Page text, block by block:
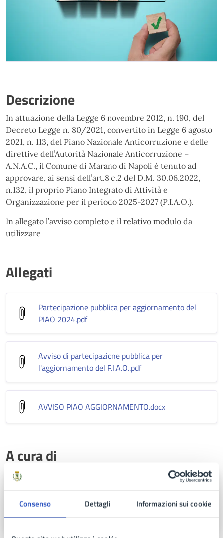
Consenso Dettagli Informazioni sui cookie
Descrizione
In attuazione della Legge 6 novembre 2012, n. 190, del
Decreto Legge n. 80/2021, convertito in Legge 6 agosto
2021, n. 113, del Piano Nazionale Anticorruzione e delle
direttive dell’Autorità Nazionale Anticorruzione –
A.N.A.C., il Comune di Marano di Napoli è tenuto ad
approvare, ai sensi dell’art.8 c.2 del D.M. 30.06.2022,
n.132, il proprio Piano Integrato di Attività e
Organizzazione per il periodo 2025-2027 (P.I.A.O.).
In allegato l’avviso completo e il relativo modulo da
utilizzare
Allegati
Partecipazione pubblica per aggiornamento del
PIAO 2024.pdf
Avviso di partecipazione pubblica per
l'aggiornamento del P.I.A.O..pdf
AVVISO PIAO AGGIORNAMENTO.docx
A cura di
Ufficio Segreteria Organi
Via Nuvoletta, 80016